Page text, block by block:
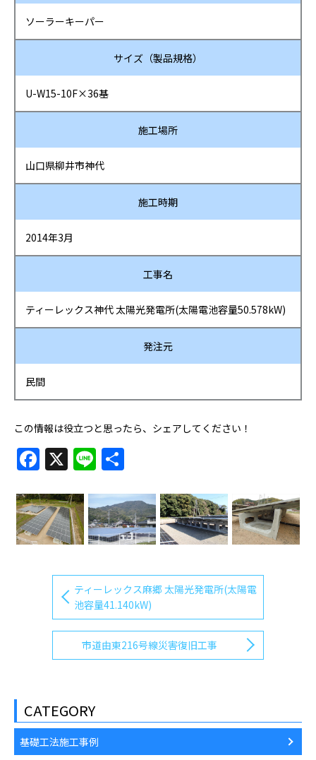
ソーラーキーパー
サイズ（製品規格）
U-W15-10F×36基
施工場所
山口県柳井市神代
施工時期
2014年3月
工事名
ティーレックス神代 太陽光発電所(太陽電池容量50.578kW)
発注元
民間
この情報は役立つと思ったら、シェアしてください！
Facebook
X Line
ティーレックス麻郷 太陽光発電所(太陽電
池容量41.140kW)
市道由東216号線災害復旧工事
CATEGORY
基礎工法施工事例